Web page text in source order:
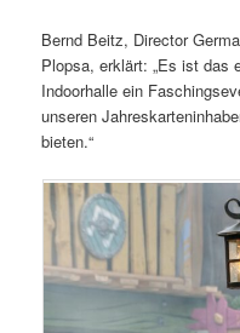
Bernd Beitz, Director
Plopsa, erklärt: „Es ist das
Indoorhalle ein
unseren
bieten.“